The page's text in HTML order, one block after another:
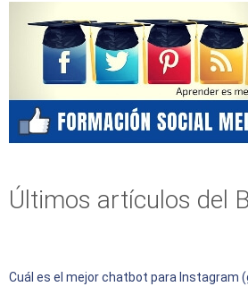
Últimos artículos del
Cuál es el mejor chatbot para Instagram